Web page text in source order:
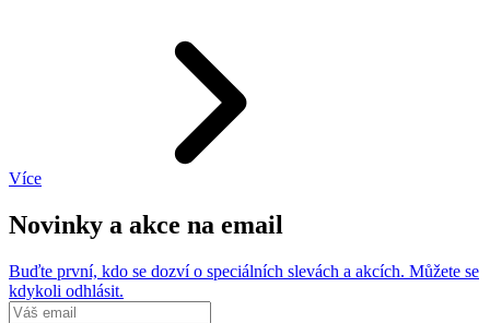
Více
Novinky a akce na email
Buďte první, kdo se dozví o speciálních slevách a akcích. Můžete se
kdykoli odhlásit.